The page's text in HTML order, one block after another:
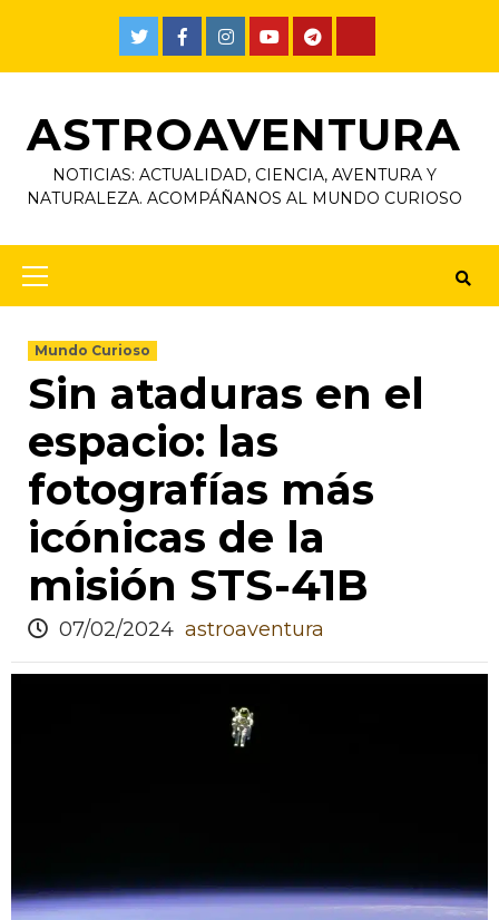
ASTROAVENTURA
NOTICIAS: ACTUALIDAD, CIENCIA, AVENTURA Y
NATURALEZA. ACOMPÁÑANOS AL MUNDO CURIOSO
Mundo Curioso
Sin ataduras en el
espacio: las
fotografías más
icónicas de la
misión STS-41B
07/02/2024 astroaventura